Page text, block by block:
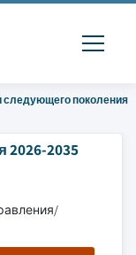
следующего поколения
2026-2035